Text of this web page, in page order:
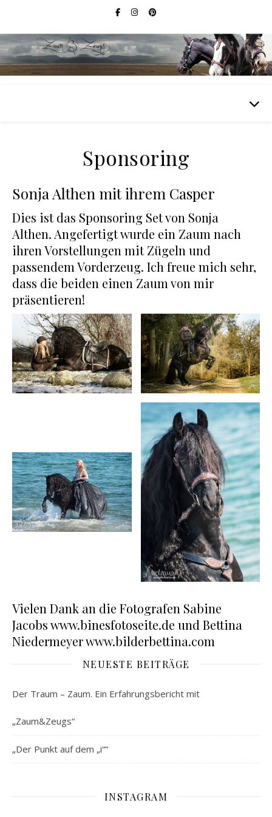
Sponsoring
Sonja Althen mit ihrem Casper
Dies ist das Sponsoring Set von Sonja
Althen. Angefertigt wurde ein Zaum nach
ihren Vorstellungen mit Zügeln und
passendem Vorderzeug. Ich freue mich sehr,
dass die beiden einen Zaum von mir
präsentieren!
Vielen Dank an die Fotografen Sabine
Jacobs www.binesfotoseite.de und Bettina
Niedermeyer www.bilderbettina.com
NEUESTE BEITRÄGE
Der Traum – Zaum. Ein Erfahrungsbericht mit
„Zaum&Zeugs“
„Der Punkt auf dem „i““
INSTAGRAM